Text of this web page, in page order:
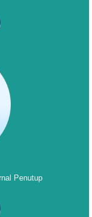
Penutup